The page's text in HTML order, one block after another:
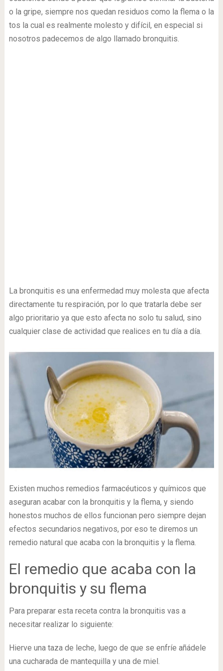
o la gripe, siempre nos quedan residuos como la flema o la
tos la cual es realmente molesto y difícil, en especial si
nosotros padecemos de algo llamado bronquitis.
La bronquitis es una enfermedad muy molesta que afecta
directamente tu respiración, por lo que tratarla debe ser
algo prioritario ya que esto afecta no solo tu salud, sino
cualquier clase de actividad que realices en tu día a día.
Existen muchos remedios farmacéuticos y químicos que
aseguran acabar con la bronquitis y la flema, y siendo
honestos muchos de ellos funcionan pero siempre dejan
efectos secundarios negativos, por eso te diremos un
remedio natural que acaba con la bronquitis y la flema.
El remedio que acaba con la
bronquitis y su flema
Para preparar esta receta contra la bronquitis vas a
necesitar realizar lo siguiente:
Hierve una taza de leche, luego de que se enfríe añádele
una cucharada de mantequilla y una de miel.